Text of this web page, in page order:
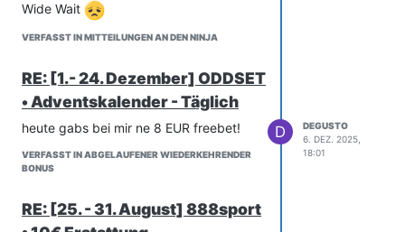
Wide Wait
VERFASST IN MITTEILUNGEN AN DEN NINJA
RE: [1.- 24. Dezember] ODDSET
• Adventskalender - Täglich
heute gabs bei mir ne 8 EUR freebet!
VERFASST IN ABGELAUFENER WIEDERKEHRENDER
BONUS
D
DEGUSTO
6. DEZ. 2025,
18:01
RE: [25. - 31. August] 888sport